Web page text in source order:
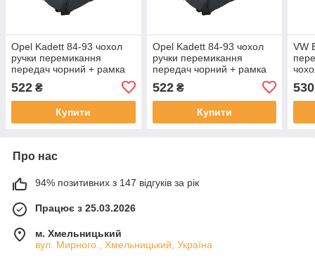
Opel Kadett 84-93 чохол
ручки перемикання
передач чорний + рамка
522 ₴
Купити
Opel Kadett 84-93 чохол
ручки перемикання
передач чорний + рамка
522₴
Купити
VW
530
Про нас
94% позитивних з 147 відгуків за рік
Працює з 25.03.2026
м. Хмельницький
вул. Мирного., Хмельницький, Україна